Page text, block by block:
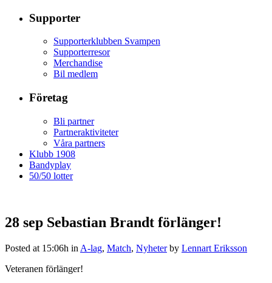
Supporter
Supporterklubben Svampen
Supporterresor
Merchandise
Bil medlem
Företag
Bli partner
Partneraktiviteter
Våra partners
Klubb 1908
Bandyplay
50/50 lotter
28 sep Sebastian Brandt förlänger!
Posted at 15:06h in A-lag, Match, Nyheter by Lennart Eriksson
Veteranen förlänger!